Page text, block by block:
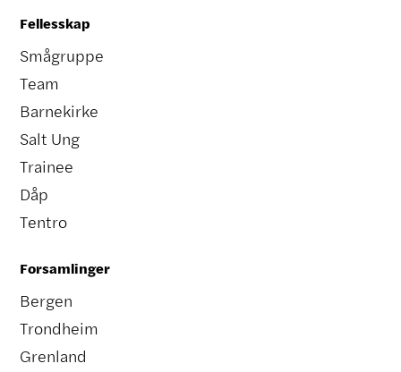
Fellesskap
Smågruppe
Team
Barnekirke
Salt Ung
Trainee
Dåp
Tentro
Forsamlinger
Bergen
Trondheim
Grenland